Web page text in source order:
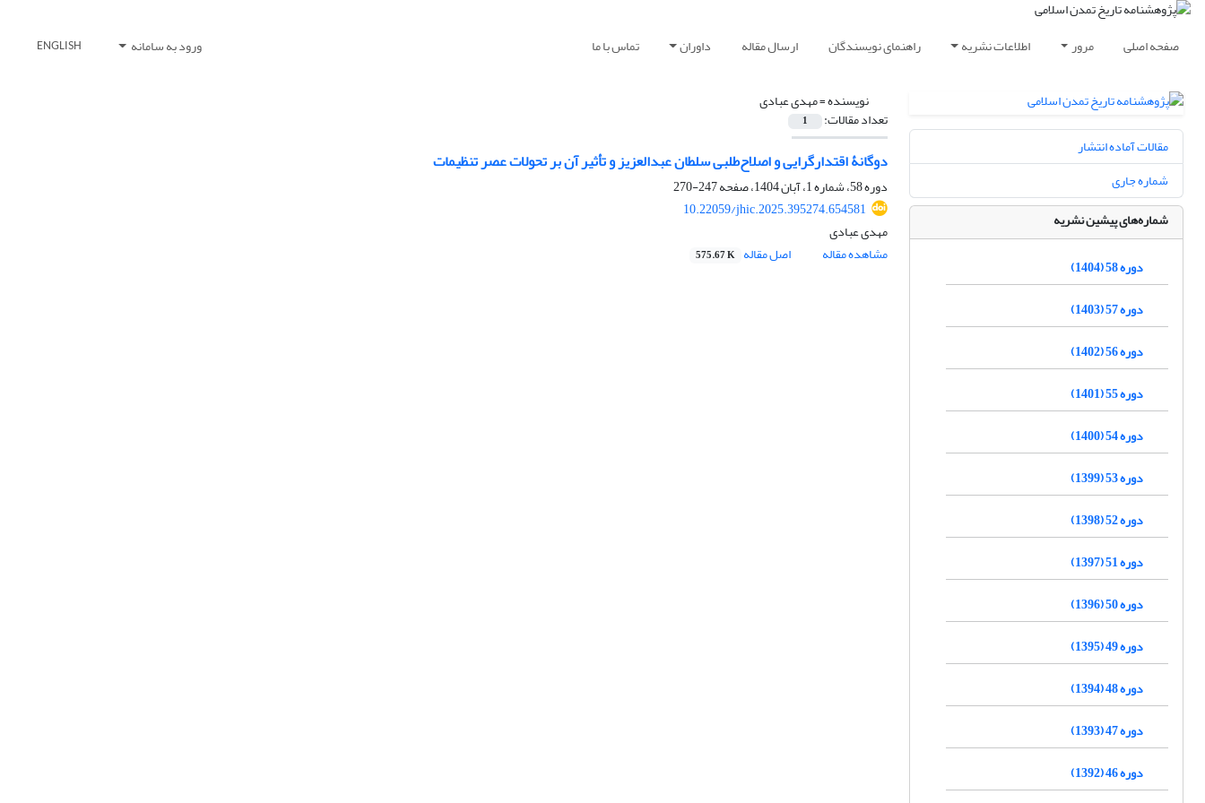
صفحه اصلی مرور اطلاعات نشریه راهنمای نویسندگان ارسال مقاله داوران تماس با ما ورود به سامانه ENGLISH
نویسنده =مهدی عبادی
تعداد مقالات: 1
دوگانۀ اقتدارگرایی و اصلاح‌طلبی سلطان ‌عبدالعزیز و تأثیر آن بر تحولات عصر تنظیمات
دوره 58، شماره 1، آبان 1404، صفحه
247-270
10.22059/jhic.2025.395274.654581
مهدی عبادی
مشاهده مقاله
اصل مقاله 575.67 K
مقالات آماده انتشار
شماره جاری
شماره‌های پیشین نشریه
دوره 58 (1404)
دوره 57 (1403)
دوره 56 (1402)
دوره 55 (1401)
دوره 54 (1400)
دوره 53 (1399)
دوره 52 (1398)
دوره 51 (1397)
دوره 50 (1396)
دوره 49 (1395)
دوره 48 (1394)
دوره 47 (1393)
دوره 46 (1392)